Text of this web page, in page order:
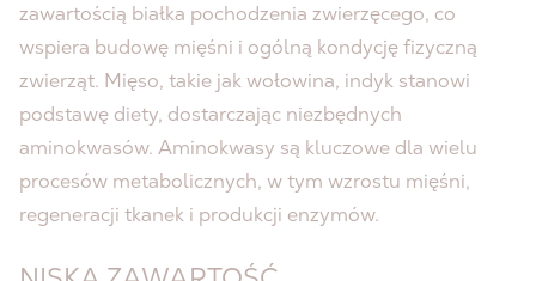
zawartością białka pochodzenia zwierzęcego, co
wspiera budowę mięśni i ogólną kondycję fizyczną
zwierząt. Mięso, takie jak wołowina, indyk stanowi
podstawę diety, dostarczając niezbędnych
aminokwasów. Aminokwasy są kluczowe dla wielu
procesów metabolicznych, w tym wzrostu mięśni,
regeneracji tkanek i produkcji enzymów.